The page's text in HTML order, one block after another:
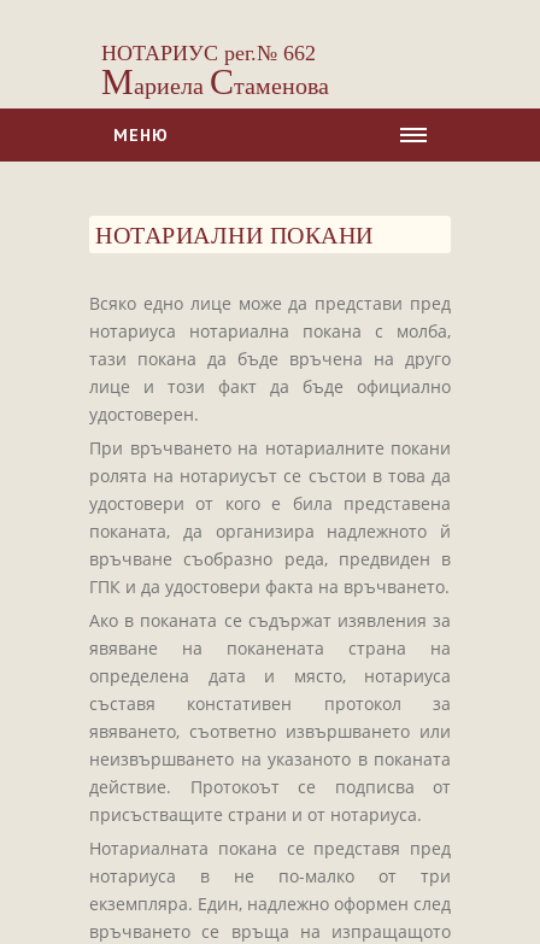
НОТАРИУС рег.№ 662
Мариела Стаменова
МЕНЮ
ЗА НАС
Сделки с недвижими имоти
Сделки с МПС
Ипотеки
Удостоверявания
Констативни протоколи
Завещания
Изготвяне на документи
Брачни договори
БЛАНКИ
ТАКСИ
КОНТАКТИ
НОТАРИАЛНИ ПОКАНИ
Всяко едно лице може да представи пред
нотариуса нотариална покана с молба,
тази покана да бъде връчена на друго
лице и този факт да бъде официално
удостоверен.
При връчването на нотариалните покани
ролята на нотариусът се състои в това да
удостовери от кого е била представена
поканата, да организира надлежното й
връчване съобразно реда, предвиден в
ГПК и да удостовери факта на връчването.
Ако в поканата се съдържат изявления за
явяване на поканената страна на
определена дата и място, нотариуса
съставя констативен протокол за
явяването, съответно извършването или
неизвършването на указаното в поканата
действие. Протокоът се подписва от
присъстващите страни и от нотариуса.
Нотариалната покана се представя пред
нотариуса в не по-малко от три
екземпляра. Един, надлежно оформен след
връчването се връща на изпращащото